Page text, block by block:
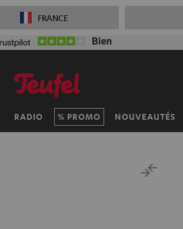
FRANCE
RADIO PROMO NOUVEAUTÉS